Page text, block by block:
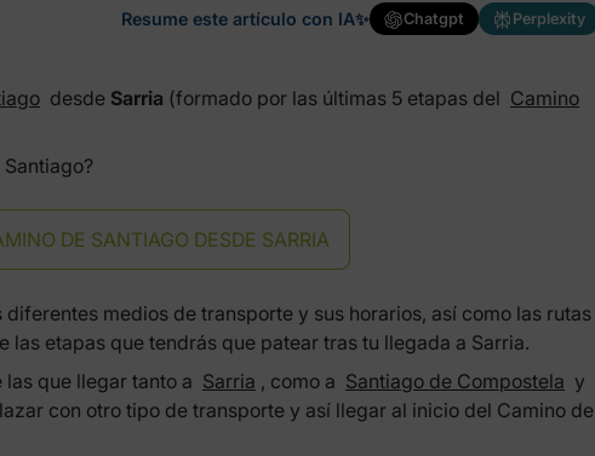
Resume este artículo con IA✨ Chatgpt Perplexity
desde Sarria (formado por las últimas 5 etapas del Camino
DE SANTIAGO DESDE SARRIA
medios de transporte y sus horarios, así como las rutas
etapas que tendrás que patear tras tu llegada a Sarria.
que llegar tanto a Sarria , como a Santiago de Compostela y
con otro tipo de transporte y así llegar al inicio del Camino de